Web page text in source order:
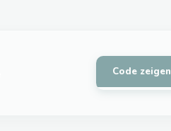
Code zeigen